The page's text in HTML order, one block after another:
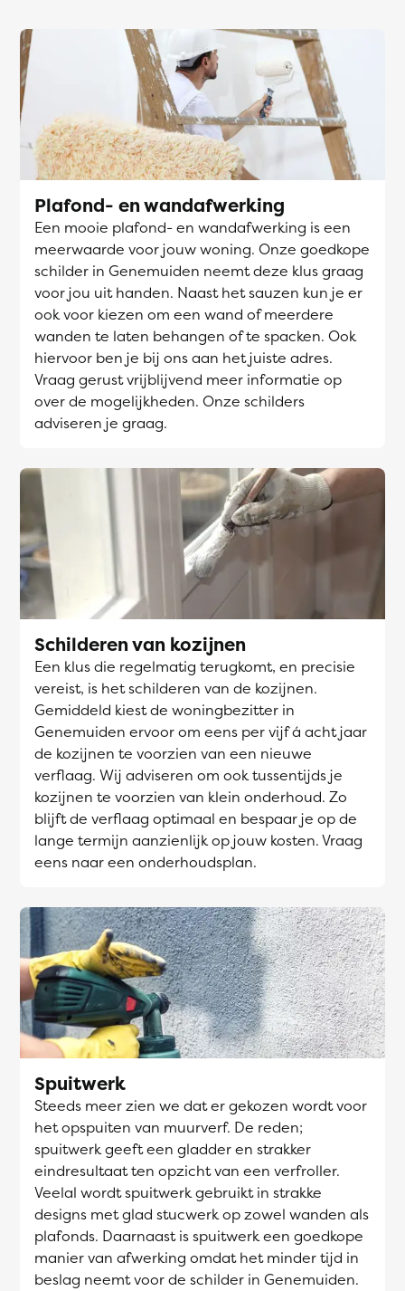
Plafond- en wandafwerking
Een mooie plafond- en wandafwerking is een
meerwaarde voor jouw woning. Onze goedkope
schilder in Genemuiden neemt deze klus graag
voor jou uit handen. Naast het sauzen kun je er
ook voor kiezen om een wand of meerdere
wanden te laten behangen of te spacken. Ook
hiervoor ben je bij ons aan het juiste adres.
Vraag gerust vrijblijvend meer informatie op
over de mogelijkheden. Onze schilders
adviseren je graag.
Schilderen van kozijnen
Een klus die regelmatig terugkomt, en precisie
vereist, is het schilderen van de kozijnen.
Gemiddeld kiest de woningbezitter in
Genemuiden ervoor om eens per vijf á acht jaar
de kozijnen te voorzien van een nieuwe
verflaag. Wij adviseren om ook tussentijds je
kozijnen te voorzien van klein onderhoud. Zo
blijft de verflaag optimaal en bespaar je op de
lange termijn aanzienlijk op jouw kosten. Vraag
eens naar een onderhoudsplan.
Spuitwerk
Steeds meer zien we dat er gekozen wordt voor
het opspuiten van muurverf. De reden;
spuitwerk geeft een gladder en strakker
eindresultaat ten opzicht van een verfroller.
Veelal wordt spuitwerk gebruikt in strakke
designs met glad stucwerk op zowel wanden als
plafonds. Daarnaast is spuitwerk een goedkope
manier van afwerking omdat het minder tijd in
beslag neemt voor de schilder in Genemuiden.